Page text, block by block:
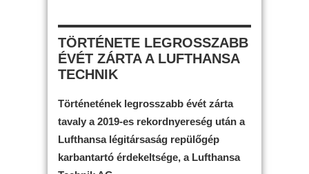
TÖRTÉNETE LEGROSSZABB
ÉVÉT ZÁRTA A LUFTHANSA
TECHNIK
Történetének legrosszabb évét zárta
tavaly a 2019-es rekordnyereség után a
Lufthansa légitársaság repülőgép
karbantartó érdekeltsége, a Lufthansa